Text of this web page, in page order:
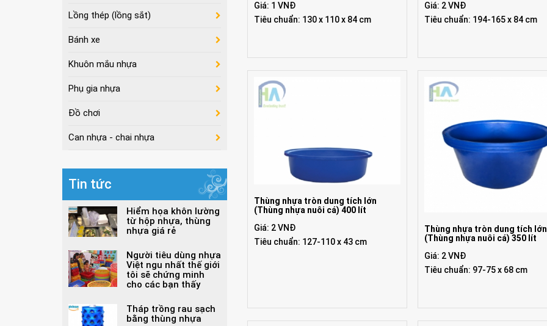
Giá: 1 VNĐ
Tiêu chuẩn: 130 x 110 x 84 cm
Giá: 2 VNĐ
Tiêu chuẩn: 194-165 x 84 cm
Thùng nhựa tròn dung tích lớn
(Thùng nhựa nuôi cá) 400 lít
Giá: 2 VNĐ
Tiêu chuẩn: 127-110 x 43 cm
Thùng nhựa tròn dung tích lớn
(Thùng nhựa nuôi cá) 350 lít
Giá: 2 VNĐ
Tiêu chuẩn: 97-75 x 68 cm
Lồng thép (lồng sắt)
Bánh xe
Khuôn mắu nhựa
Phụ gia nhựa
Đồ chơi
Can nhựa - chai nhựa
Tin tức
Hiểm họa khôn lường
từ hộp nhựa, thùng
nhựa giá rẻ
Người tiêu dùng nhựa
Việt ngu nhất thế giới
tôi sẽ chứng minh
cho các bạn thấy
Tháp trồng rau sạch
bằng thùng nhựa